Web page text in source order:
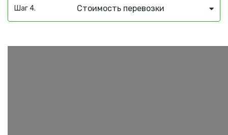
Шаг 4. Стоимость перевозки